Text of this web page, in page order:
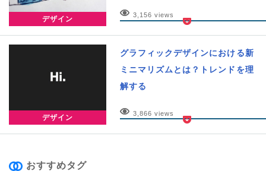
デザイン 3,156 views
デザイン
グラフィックデザインにおける新
ミニマリズムとは？トレンドを理
解する
3,866 views
おすすめタグ